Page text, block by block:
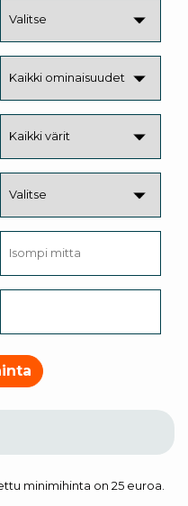
minimihinta on 25 euroa.